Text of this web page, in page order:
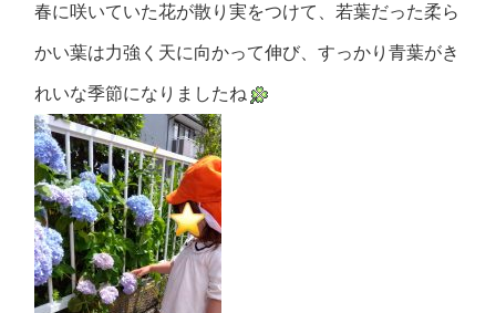
春に咲いていた花が散り実をつけて、若葉だった柔ら
かい葉は力強く天に向かって伸び、すっかり青葉がき
れいな季節になりましたね